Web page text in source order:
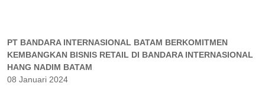
PT BANDARA INTERNASIONAL BATAM BERKOMITMEN
KEMBANGKAN BISNIS RETAIL DI BANDARA INTERNASIONAL
HANG NADIM BATAM
08 Januari 2024